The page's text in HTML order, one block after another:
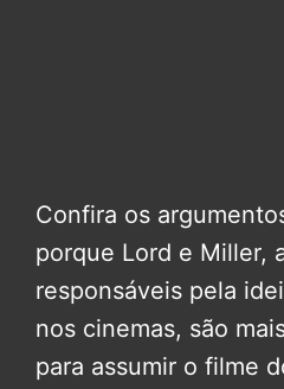
Confira os
porque Lord e Miller,
responsáveis pela
nos cinemas, são
para assumir o filme